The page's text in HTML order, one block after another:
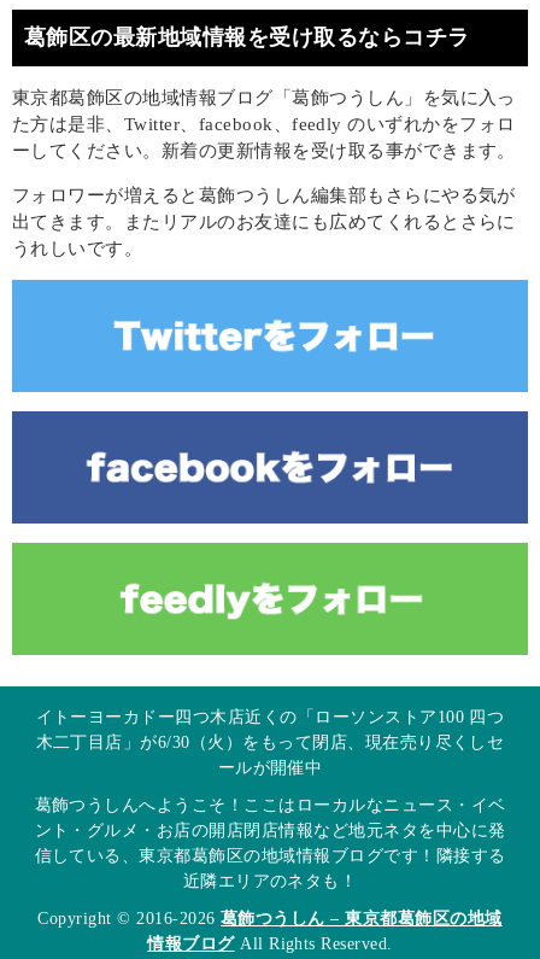
葛飾区の最新地域情報を受け取るならコチラ
東京都葛飾区の地域情報ブログ「葛飾つうしん」を気に入っ
た方は是非、Twitter、facebook、feedly のいずれかをフォロ
ーしてください。新着の更新情報を受け取る事ができます。
フォロワーが増えると葛飾つうしん編集部もさらにやる気が
出てきます。またリアルのお友達にも広めてくれるとさらに
うれしいです。
イトーヨーカドー四つ木店近くの「ローソンストア100 四つ
木二丁目店」が6/30（火）をもって閉店、現在売り尽くしセ
ールが開催中
葛飾つうしんへようこそ！ここはローカルなニュース・イベ
ント・グルメ・お店の開店閉店情報など地元ネタを中心に発
信している、東京都葛飾区の地域情報ブログです！隣接する
近隣エリアのネタも！
Copyright © 2016-2026 葛飾つうしん – 東京都葛飾区の地域
情報ブログAll Rights Reserved.